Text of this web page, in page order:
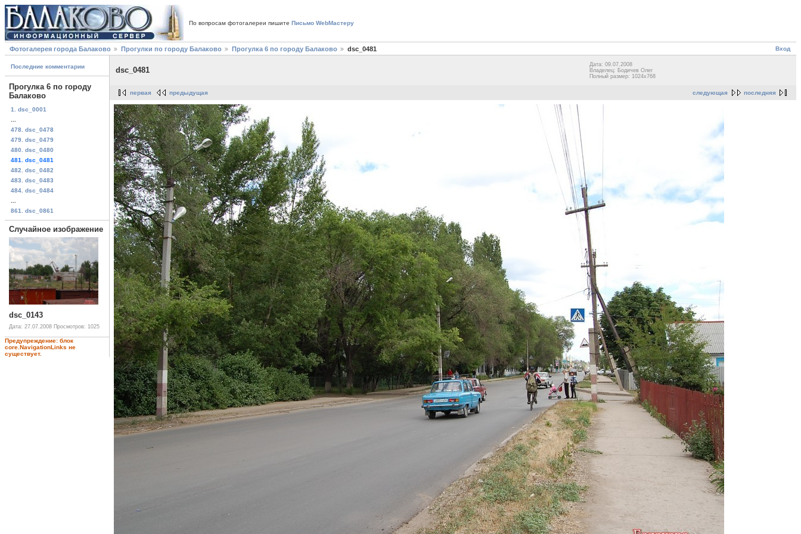
По вопросам фотогалереи пишите Письмо WebМастеру
Вход
Фотогалерея города Балаково Прогулки по городу Балаково Прогулка 6 по городу Балаково dsc_0481
Последние комментарии
Прогулка 6 по городу
Балаково
1. dsc_0001
478. dsc_0478
479. dsc_0479
480. dsc_0480
481. dsc_0481
482. dsc_0482
483. dsc_0483
484. dsc_0484
861. dsc_0861
Случайное изображение
dsc_0143
Дата: 27.07.2008 Просмотров: 1025
Предупреждение: блок
core.NavigationLinks не
существует.
dsc_0481
Дата: 09.07.2008
Владелец: Бодичев Олег
Полный размер: 1024x768
следующая последняя
первая предыдущая